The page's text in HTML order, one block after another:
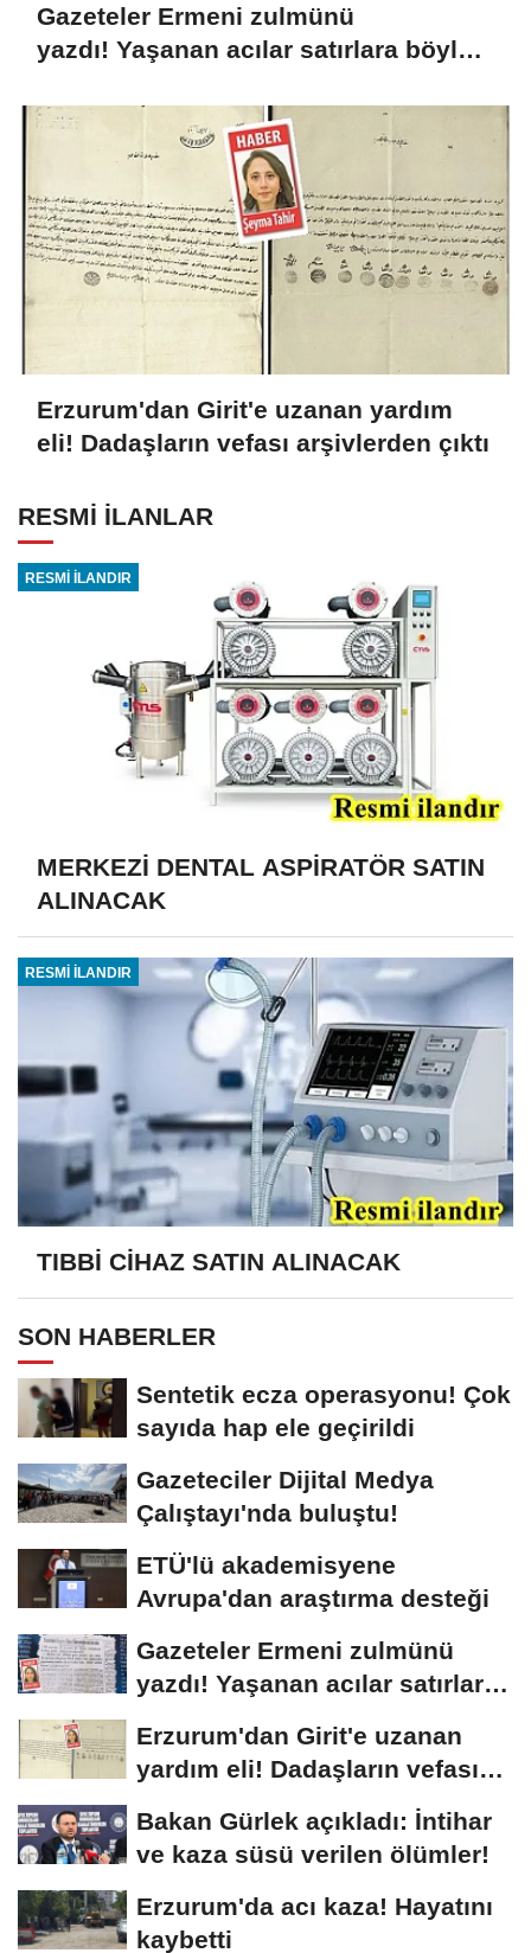
Gazeteler Ermeni zulmünü
yazdı! Yaşanan acılar satırlara böyle
Erzurum'dan Girit'e uzanan yardım
eli! Dadaşların vefası arşivlerden çıktı
RESMİ İLANLAR
RESMİ İLANDIR
MERKEZİ DENTAL ASPİRATÖR SATIN
ALINACAK
RESMİ İLANDIR
TIBBİ CİHAZ SATIN ALINACAK
SON HABERLER
Sentetik ecza operasyonu! Çok
sayıda hap ele geçirildi
Gazeteciler Dijital Medya
Çalıştayı'nda buluştu!
ETÜ'lü akademisyene
Avrupa'dan araştırma desteği
Gazeteler Ermeni zulmünü
yazdı! Yaşanan acılar satırlara
Erzurum'dan Girit'e uzanan
yardım eli! Dadaşların vefası
Bakan Gürlek açıkladı: İntihar
ve kaza süsü verilen ölümler!
Erzurum'da acı kaza! Hayatını
kaybetti